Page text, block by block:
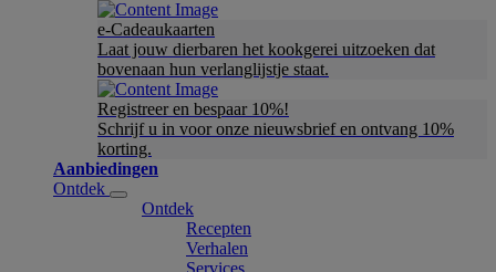
e-Cadeaukaarten
Laat jouw dierbaren het kookgerei uitzoeken dat
bovenaan hun verlanglijstje staat.
Registreer en bespaar 10%!
Schrijf u in voor onze nieuwsbrief en ontvang 10%
korting.
Aanbiedingen
Ontdek
Ontdek
Recepten
Verhalen
Services